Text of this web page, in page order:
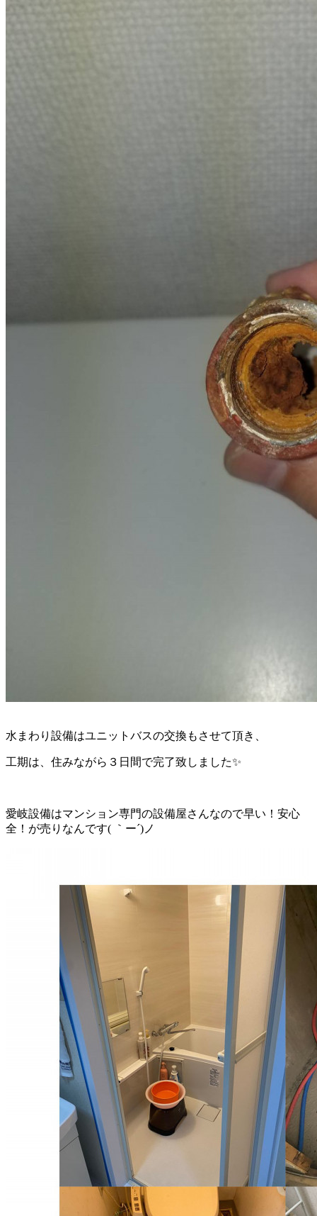
水まわり設備はユニットバスの交換もさせて頂き、
工期は、住みながら３日間で完了致しました✨
愛岐設備はマンション専門の設備屋さんなので早い！安心
全！が売りなんです( ｀ー´)ノ